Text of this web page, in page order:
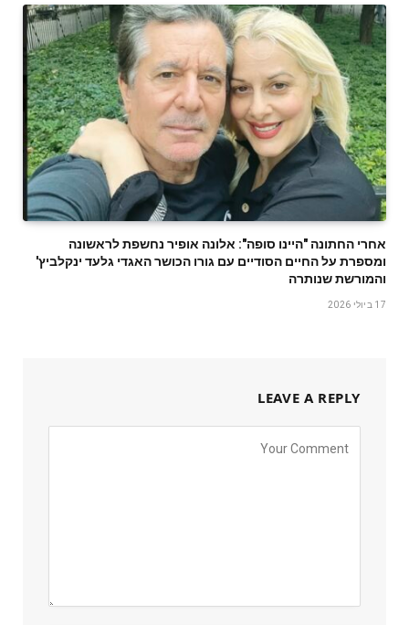
אחרי החתונה "היינו סופה": אלונה אופיר נחשפת לראשונה
ומספרת על החיים הסודיים עם גורו הכושר האגדי גלעד ינקלביץ'
והמורשת שנותרה
17 ביולי 2026
LEAVE A REPLY